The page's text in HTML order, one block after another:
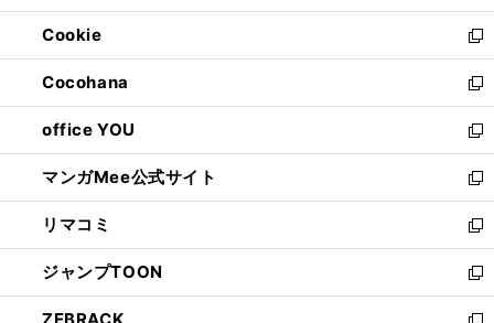
開
く
ウ
で
開
く
ン
ド
ウ
で
開
く
ウ
ィ
ン
ド
ウ
で
開
く
Cookie
新
し
い
ウ
ィ
ン
ド
ウ
で
開
く
Cocohana
新
し
い
ウ
ィ
ン
ド
ウ
で
開
く
office YOU
新
し
い
ウ
ィ
ン
ド
ウ
マンガMee公式サイト
新
し
い
ウ
ィ
ン
リマコミ
新
し
い
ウ
ジャンプTOON
新
し